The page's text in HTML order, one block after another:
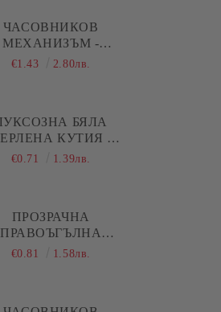
ЧАСОВНИКОВ
МЕХАНИЗЪМ -
ПЛАВЕН ( ДЪЛГА
€1.43 2.80лв.
БЯЛА
КУТИЯ -
Х 5,00 Х 1,50 СМ
€0.71 1.39лв.
ПРОЗРАЧНА
ПРАВОЪГЪЛНА
КУТИЯ С
€0.81 1.58лв.